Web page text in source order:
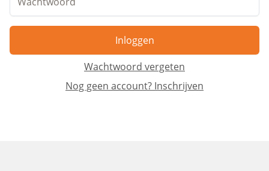
Inloggen
Wachtwoord vergeten
Nog geen account? Inschrijven